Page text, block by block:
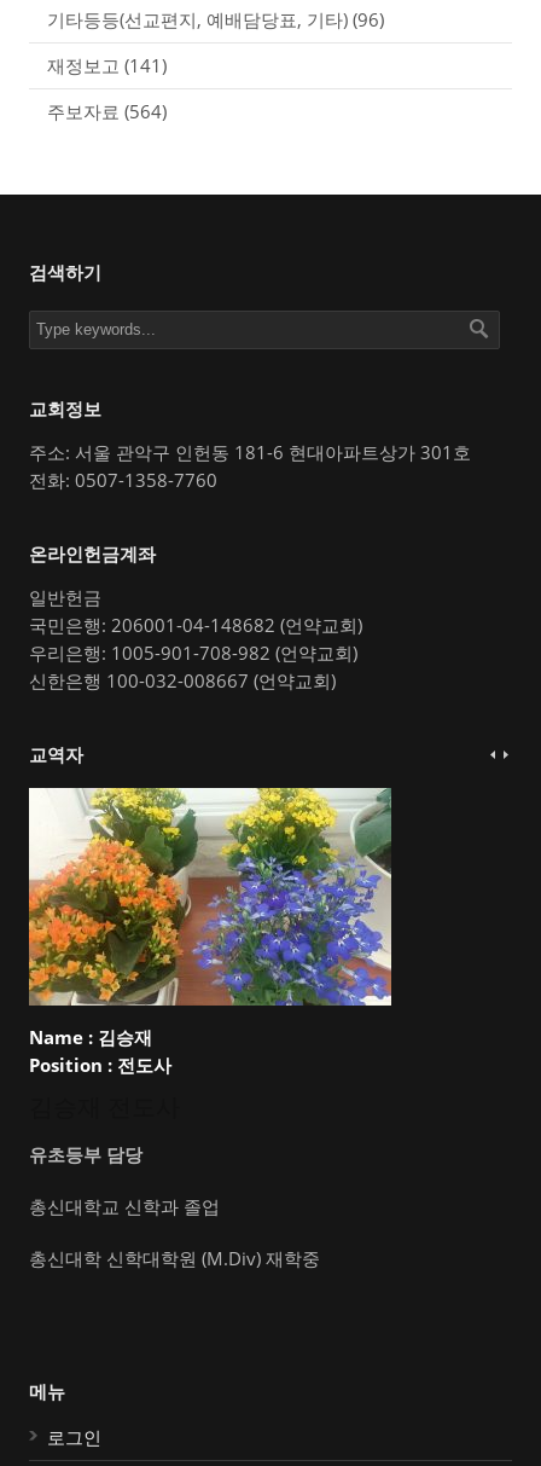
기타등등(선교편지, 예배담당표, 기타) (96)
재정보고 (141)
주보자료 (564)
검색하기
교회정보
주소: 서울 관악구 인헌동 181-6 현대아파트상가 301호
전화: 0507-1358-7760
온라인헌금계좌
일반헌금
국민은행: 206001-04-148682 (언약교회)
우리은행: 1005-901-708-982 (언약교회)
신한은행 100-032-008667 (언약교회)
교역자
Name : 김승재
Position : 전도사
유초등부 담당
총신대학교 신학과 졸업
총신대학 신학대학원 (M.Div) 재학중
메뉴
로그인